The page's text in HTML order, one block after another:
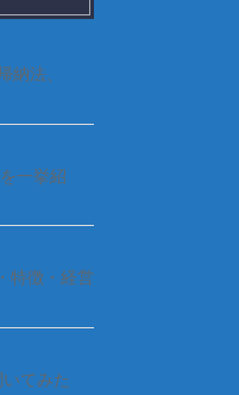
納法、
一挙紹
特徴・経営
てみた